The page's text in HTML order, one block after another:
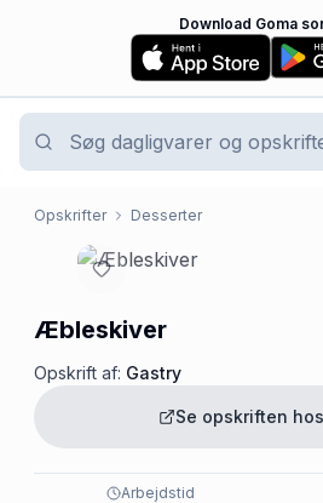
Download Goma
Opskrifter Desserter
Æbleskiver
Opskrift af: Gastry
Se opskriften hos
Arbejdstid